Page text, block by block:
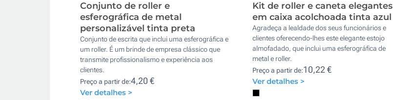
Conjunto de roller e
esferográfica de metal
personalizável tinta preta
Conjunto de escrita que inclui uma esferográfica e
um roller. É um brinde de empresa clássico que
transmite profissionalismo e experiência aos
clientes.
Preço a partir de:4,20 €
Ver detalhes >
Kit de roller e caneta elegantes
em caixa acolchoada tinta azul
Agradeça a lealdade dos seus funcionários e
clientes oferecendo-lhes este elegante estojo
almofadado, que inclui uma esferográfica de
metal e roller.
Preço a partir de:10,22 €
Ver detalhes >